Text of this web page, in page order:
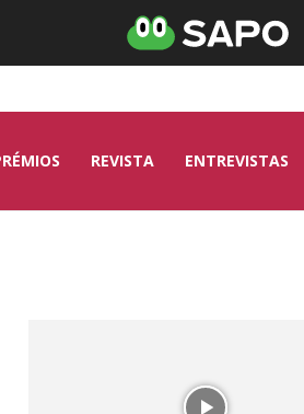
REVISTA ENTREVISTAS